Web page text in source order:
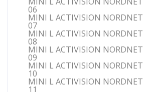
06
MINI L ACTIVISION NORDNET
07
MINI L ACTIVISION NORDNET
08
MINI L ACTIVISION NORDNET
09
MINI L ACTIVISION NORDNET
10
MINI L ACTIVISION NORDNET
11